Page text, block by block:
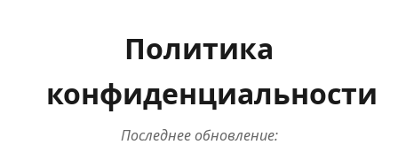
Политика
конфиденциальности
Последнее обновление: